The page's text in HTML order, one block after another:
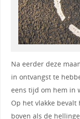
Na eerder deze
in ontvangst te
eens tijd om hem in
Op het vlakke
boven als de